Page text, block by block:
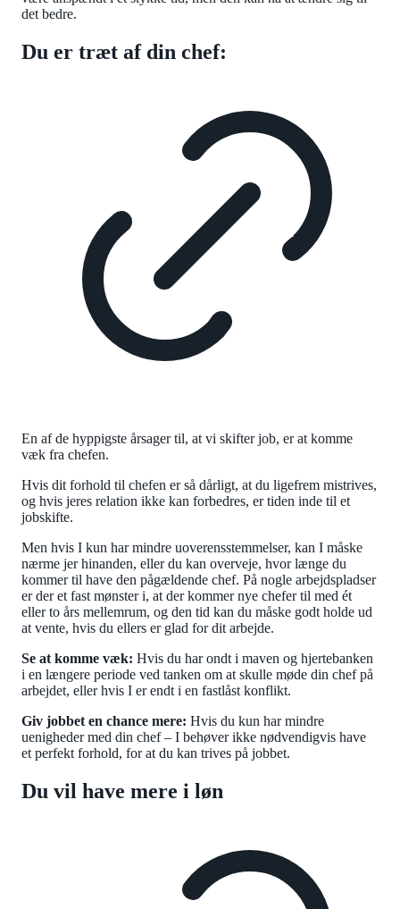
det bedre.
Du er træt af din chef:
En af de hyppigste årsager til, at vi skifter job, er at komme
væk fra chefen.
Hvis dit forhold til chefen er så dårligt, at du ligefrem mistrives,
og hvis jeres relation ikke kan forbedres, er tiden inde til et
jobskifte.
Men hvis I kun har mindre uoverensstemmelser, kan I måske
nærme jer hinanden, eller du kan overveje, hvor længe du
kommer til have den pågældende chef. På nogle arbejdspladser
er der et fast mønster i, at der kommer nye chefer til med ét
eller to års mellemrum, og den tid kan du måske godt holde ud
at vente, hvis du ellers er glad for dit arbejde.
Se at komme væk: Hvis du har ondt i maven og hjertebanken
i en længere periode ved tanken om at skulle møde din chef på
arbejdet, eller hvis I er endt i en fastlåst konflikt.
Giv jobbet en chance mere: Hvis du kun har mindre
uenigheder med din chef – I behøver ikke nødvendigvis have
et perfekt forhold, for at du kan trives på jobbet.
Du vil have mere i løn